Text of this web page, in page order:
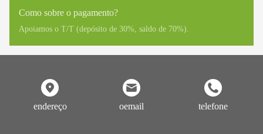
estruturais 2 anos Cabo, mancais lineares, molas 1 ano estofamento,
Como sobre o pagamento?
Apoiamos o T/T (depósito de 30%, saldo de 70%).
endereço oemail telefone